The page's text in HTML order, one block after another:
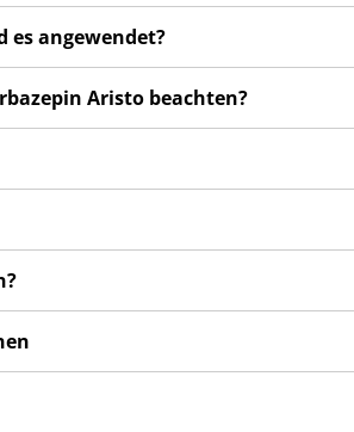
Geben Sie es nicht an
die gleichen Beschwerden haben wie
Sie sich an Ihren Arzt oder
angegeben sind. Siehe
es angewendet?
Aristo beachten?